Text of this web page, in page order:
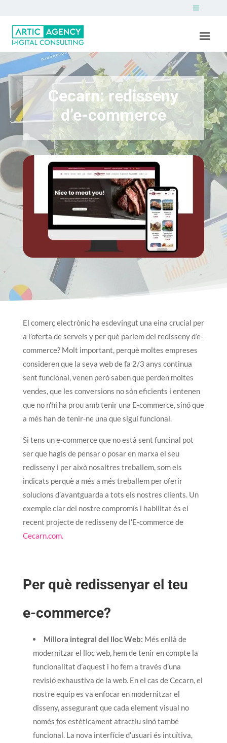
Cecarn: redisseny
d’e-commerce
El comerç electrònic ha esdevingut una eina crucial per
a l’oferta de serveis y per què parlem del redisseny d’e-
commerce? Molt important, perquè moltes empreses
consideren que la seva web de fa 2/3 anys continua
sent funcional, venen però saben que perden moltes
vendes, que les conversions no són eficients i entenen
que no n’hi ha prou amb tenir una E-commerce, sinó que
a més han de tenir-ne una que sigui funcional.
Si tens un e-commerce que no està sent funcinal pot
ser que hagis de pensar o posar en marxa el seu
redisseny i per això nosaltres treballem, som els
indicats perquè a més a més treballem per oferir
solucions d’avantguarda a tots els nostres clients. Un
exemple clar del nostre compromís i habilitat és el
recent projecte de redisseny de l’E-commerce de
Cecarn.com.
Per què redissenyar el teu
e-commerce?
Millora integral del lloc Web: Més enllà de
modernitzar el lloc web, hem de tenir en compte la
funcionalitat d’aquest i ho fem a través d’una
revisió exhaustiva de la web. En el cas de Cecarn, el
nostre equip es va enfocar en modernitzar el
disseny, assegurant que cada element visual no
només fos estèticament atractiu sinó també
funcional. La nova interfície d’usuari és intuïtiva,